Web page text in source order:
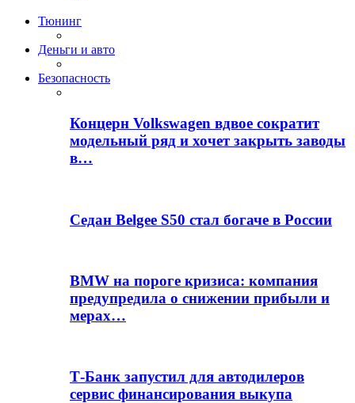
Тюнинг
Деньги и авто
Безопасность
Концерн Volkswagen вдвое сократит
модельный ряд и хочет закрыть заводы
в…
Седан Belgee S50 стал богаче в России
BMW на пороге кризиса: компания
предупредила о снижении прибыли и
мерах…
Т-Банк запустил для автодилеров
сервис финансирования выкупа